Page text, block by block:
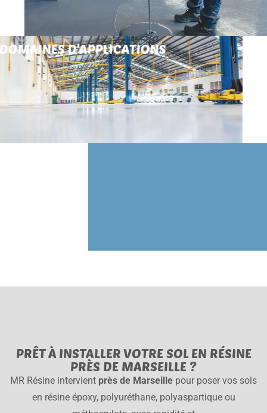
DOMAINES D'APPLICATIONS
PRÊT À INSTALLER VOTRE SOL EN RÉSINE
PRÈS DE MARSEILLE ?
MR Résine intervient près de Marseille pour poser vos sols
en résine époxy, polyuréthane, polyaspartique ou